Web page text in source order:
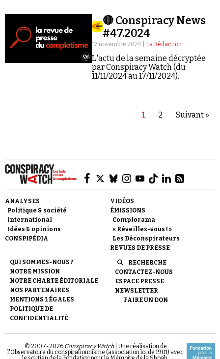
🔴 Conspiracy News
#47.2024
17 novembre 2024 | La Rédaction
L'actu de la semaine décryptée
par Conspiracy Watch (du
11/11/2024 au 17/11/2024).
1 2 Suivant »
ANALYSES
Politique & société
International
Idées & opinions
CONSPIPÉDIA
VIDÉOS
ÉMISSIONS
Complorama
« Réveillez-vous ! »
Les Déconspirateurs
REVUES DE PRESSE
QUI SOMMES-NOUS ?
NOTRE MISSION
NOTRE CHARTE ÉDITORIALE
NOS PARTENAIRES
MENTIONS LÉGALES
POLITIQUE DE
CONFIDENTIALITÉ
RECHERCHE
CONTACTEZ-NOUS
ESPACE PRESSE
NEWSLETTER
FAIRE UN DON
© 2007-2026 Conspiracy Watch| Une réalisation de
l'Observatoire du conspirationnisme (association loi de 1901) avec